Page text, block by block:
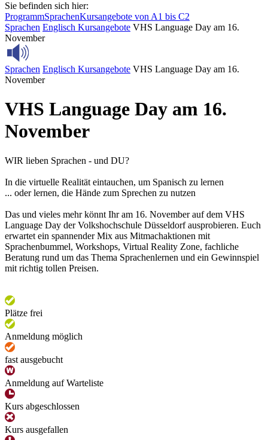
Sie befinden sich hier:
ProgrammSprachenKursangebote von A1 bis C2
Sprachen Englisch Kursangebote VHS Language Day am 16.
November
Sprachen Englisch Kursangebote VHS Language Day am 16.
November
VHS Language Day am 16.
November
WIR lieben Sprachen - und DU?
In die virtuelle Realität eintauchen, um Spanisch zu lernen
... oder lernen, die Hände zum Sprechen zu nutzen
Das und vieles mehr könnt Ihr am 16. November auf dem VHS
Language Day der Volkshochschule Düsseldorf ausprobieren. Euch
erwartet ein spannender Mix aus Mitmachaktionen mit
Sprachenbummel, Workshops, Virtual Reality Zone, fachliche
Beratung rund um das Thema Sprachenlernen und ein Gewinnspiel
mit richtig tollen Preisen.
Plätze frei
Anmeldung möglich
fast ausgebucht
Anmeldung auf Warteliste
Kurs abgeschlossen
Kurs ausgefallen